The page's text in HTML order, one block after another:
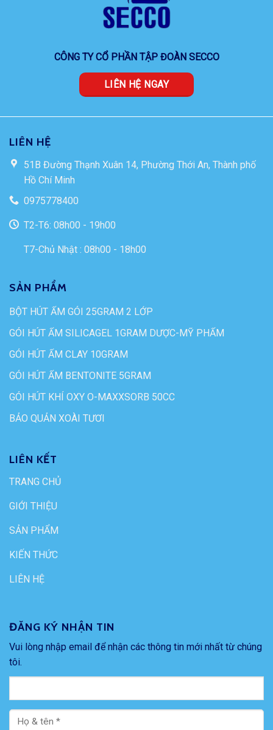
CÔNG TY CỔ PHẦN TẬP ĐOÀN SECCO
LIÊN HỆ NGAY
LIÊN HỆ
51B Đường Thạnh Xuân 14, Phường Thới An, Thành phố
Hồ Chí Minh
0975778400
T2-T6: 08h00 - 19h00
T7-Chủ Nhật : 08h00 - 18h00
SẢN PHẨM
BỘT HÚT ẨM GÓI 25GRAM 2 LỚP
GÓI HÚT ẨM SILICAGEL 1GRAM DƯỢC-MỸ PHẨM
GÓI HÚT ẨM CLAY 10GRAM
GÓI HÚT ẨM BENTONITE 5GRAM
GÓI HÚT KHÍ OXY O-MAXXSORB 50CC
BẢO QUẢN XOÀI TƯƠI
LIÊN KẾT
TRANG CHỦ
GIỚI THIỆU
SẢN PHẨM
KIẾN THỨC
LIÊN HỆ
ĐĂNG KÝ NHẬN TIN
Vui lòng nhập email để nhận các thông tin mới nhất từ chúng
tôi.